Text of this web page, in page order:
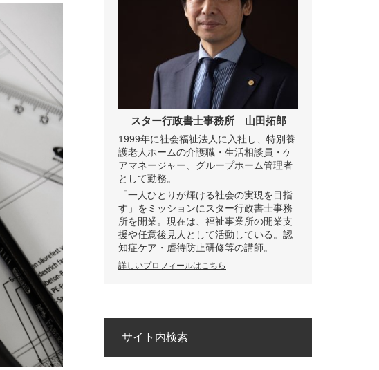
スター行政書士事務所山田拓郎
1999年に社会福祉法人に入社し、特別養
護老人ホームの介護職・生活相談員・ケ
アマネージャー、グループホーム管理者
として勤務。
「一人ひとりが輝ける社会の実現を目指
す」をミッションにスター行政書士事務
所を開業。現在は、福祉事業所の開業支
援や任意後見人として活動している。認
知症ケア・虐待防止研修等の講師。
詳しいプロフィールはこちら
サイト内検索